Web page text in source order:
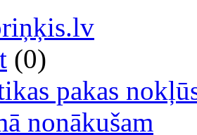
(0)